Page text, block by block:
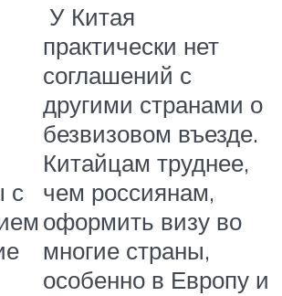
с
У Китая
практически нет
соглашений с
другими странами о
безвизовом въезде.
Китайцам труднее,
чем россиянам,
оформить визу во
многие страны,
особенно в Европу и